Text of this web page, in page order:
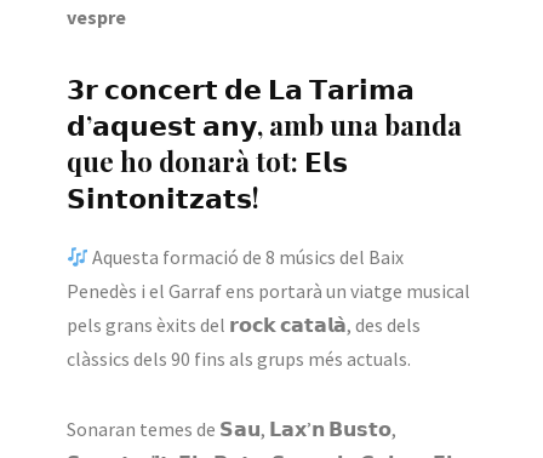
vespre
𝟯𝗿 𝗰𝗼𝗻𝗰𝗲𝗿𝘁 𝗱𝗲 𝗟𝗮 𝗧𝗮𝗿𝗶𝗺𝗮
𝗱’𝗮𝗾𝘂𝗲𝘀𝘁 𝗮𝗻𝘆, amb una banda
que ho donarà tot: 𝗘𝗹𝘀
𝗦𝗶𝗻𝘁𝗼𝗻𝗶𝘁𝘇𝗮𝘁𝘀!
Aquesta formació de 8 músics del Baix
Penedès i el Garraf ens portarà un viatge musical
pels grans èxits del 𝗿𝗼𝗰𝗸 𝗰𝗮𝘁𝗮𝗹𝗮̀, des dels
clàssics dels 90 fins als grups més actuals.
Sonaran temes de 𝗦𝗮𝘂, 𝗟𝗮𝘅’𝗻 𝗕𝘂𝘀𝘁𝗼,